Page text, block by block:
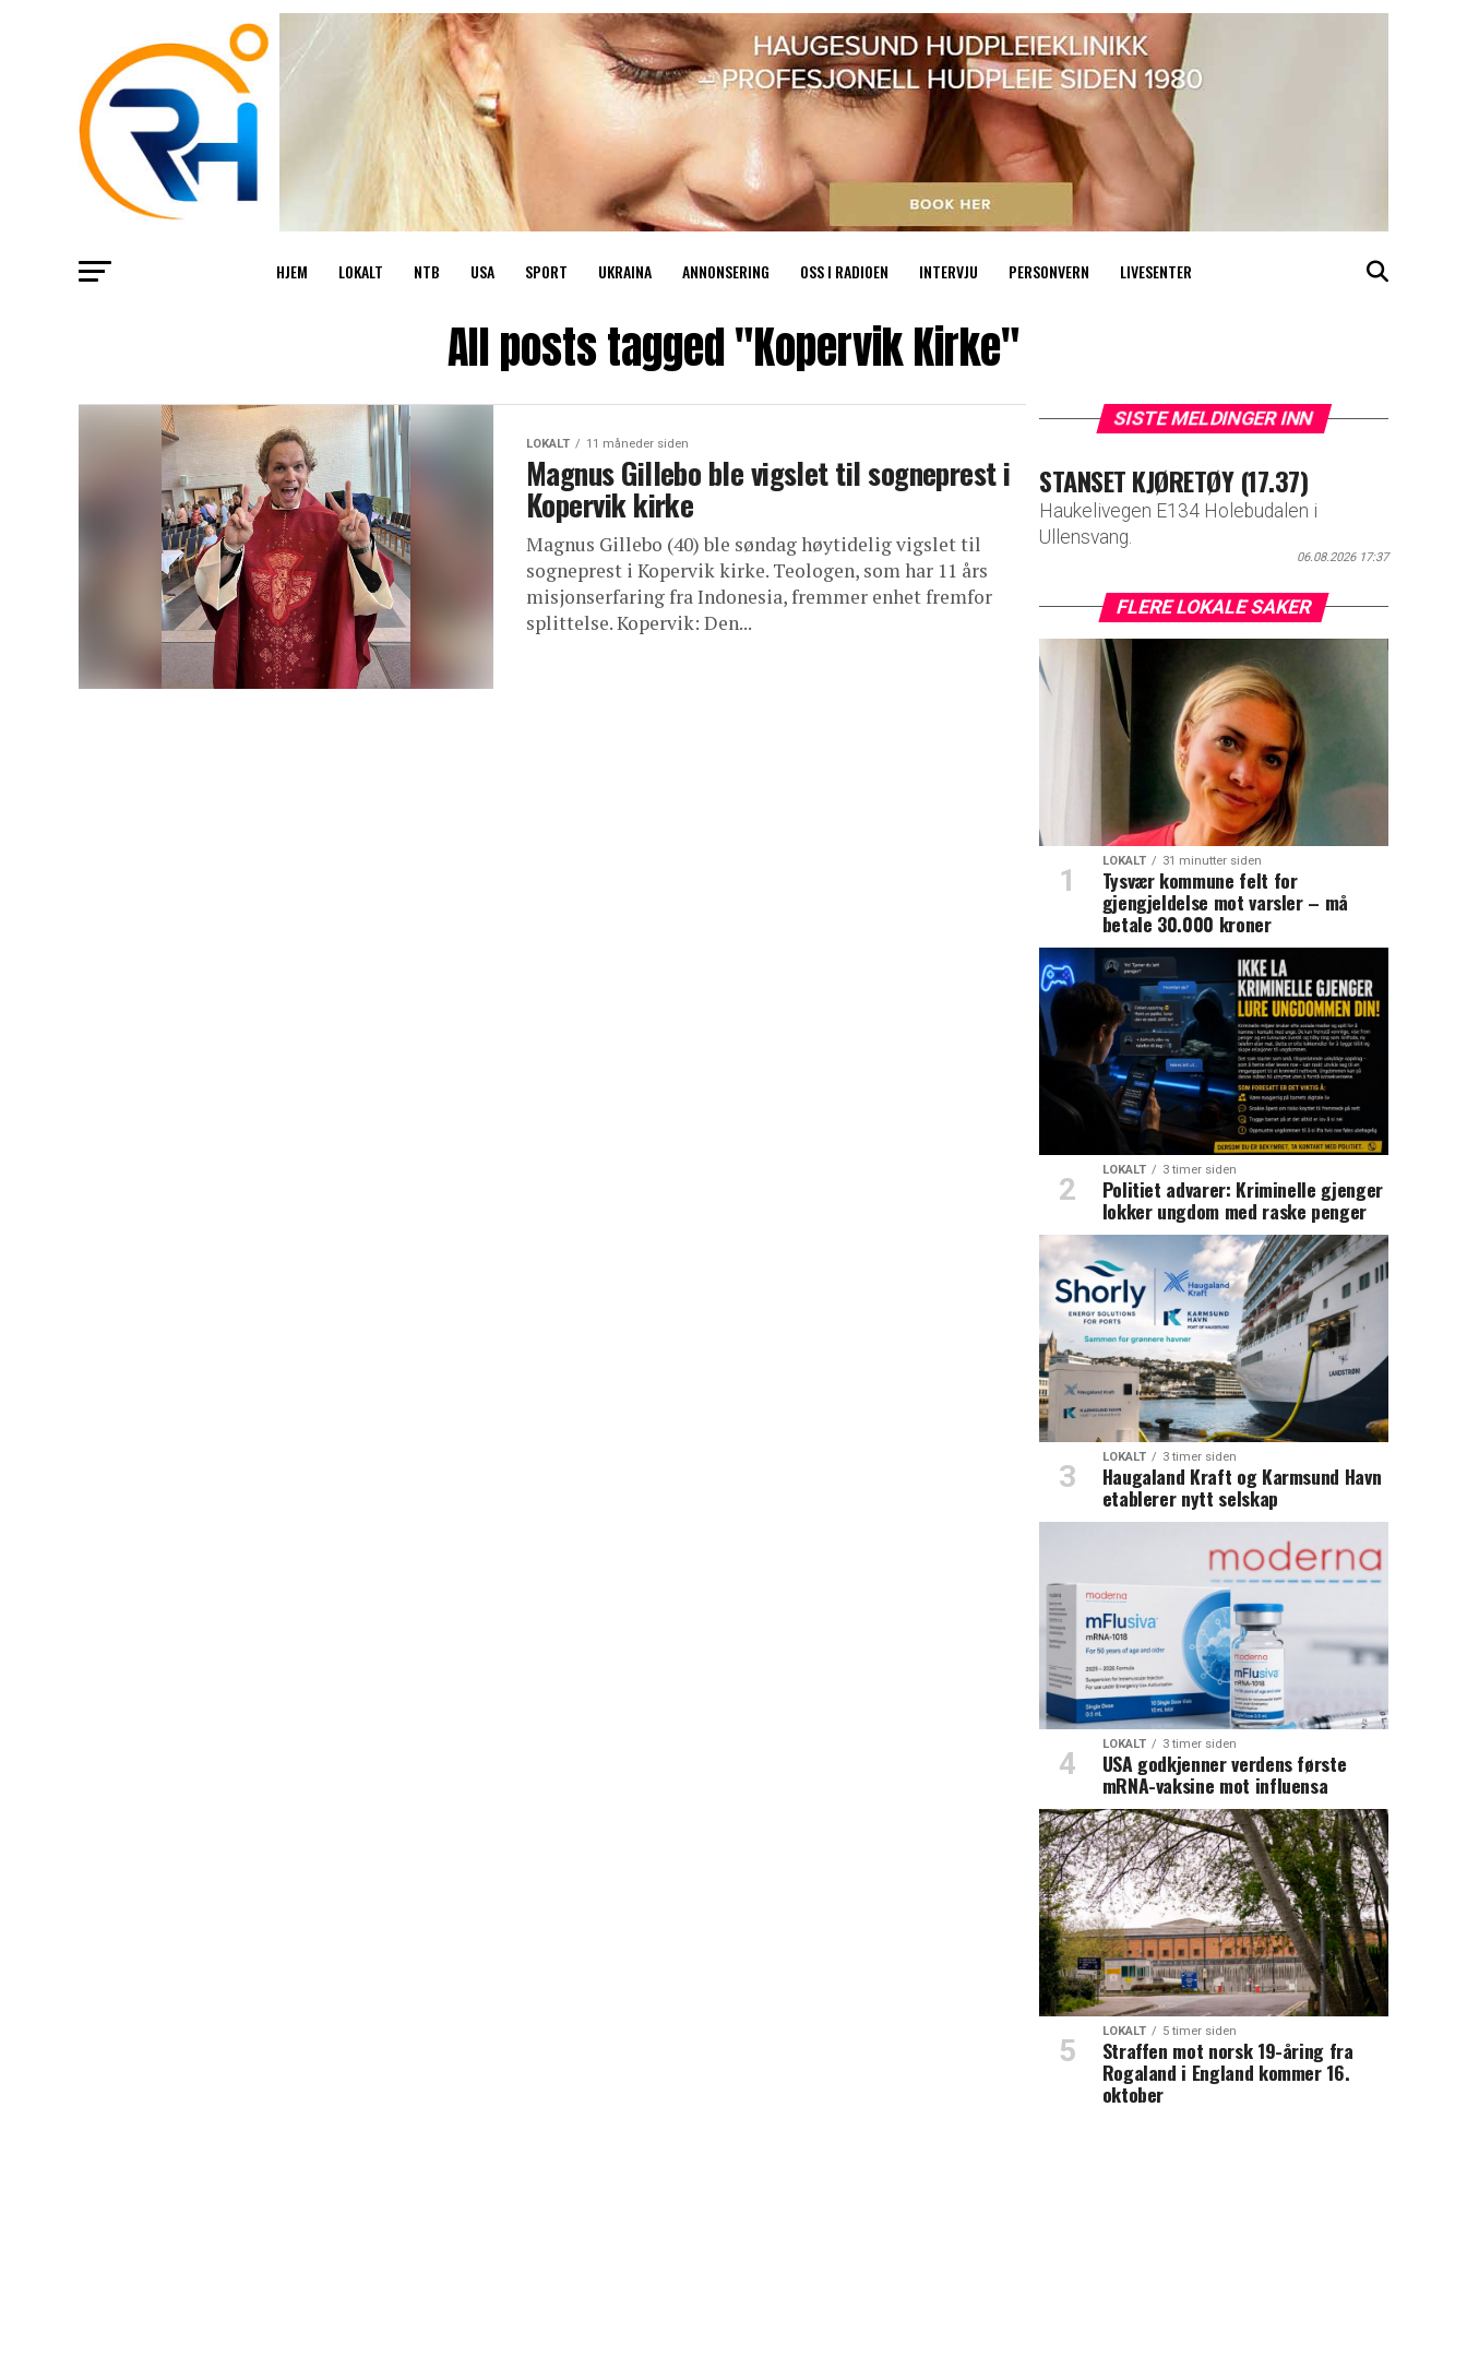
HJEM LOKALT NTB USA SPORT UKRAINA ANNONSERING OSS I RADIOEN INTERVJU PERSONVERN LIVESENTER
All posts tagged "Kopervik Kirke"
LOKALT 11 måneder siden
Magnus Gillebo ble vigslet til sogneprest i
Kopervik kirke
Magnus Gillebo (40) ble søndag høytidelig vigslet til
sogneprest i Kopervik kirke. Teologen, som har 11 års
misjonserfaring fra Indonesia, fremmer enhet fremfor
splittelse. Kopervik: Den...
SISTE MELDINGER INN
STANSET KJØRETØY (17.37)
Haukelivegen E134 Holebudalen i
Ullensvang.
06.08.2026 17:37
FLERE LOKALE SAKER
LOKALT 31 minutter siden
Tysvær kommune felt for
gjengjeldelse mot varsler – må
betale 30.000 kroner
LOKALT 3 timer siden
Politiet advarer: Kriminelle gjenger
lokker ungdom med raske penger
LOKALT 3 timer siden
Haugaland Kraft og Karmsund Havn
etablerer nytt selskap
LOKALT 3 timer siden
USA godkjenner verdens første
mRNA-vaksine mot influensa
LOKALT 5 timer siden
Straffen mot norsk 19-åring fra
Rogaland i England kommer 16.
oktober